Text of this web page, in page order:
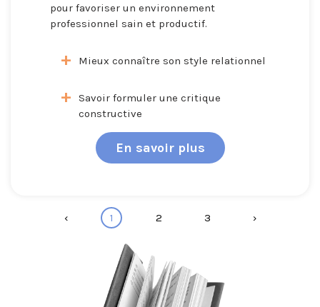
pour favoriser un environnement
professionnel sain et productif.
Mieux connaître son style relationnel
Savoir formuler une critique
constructive
En savoir plus
‹ 1 2 3 ›